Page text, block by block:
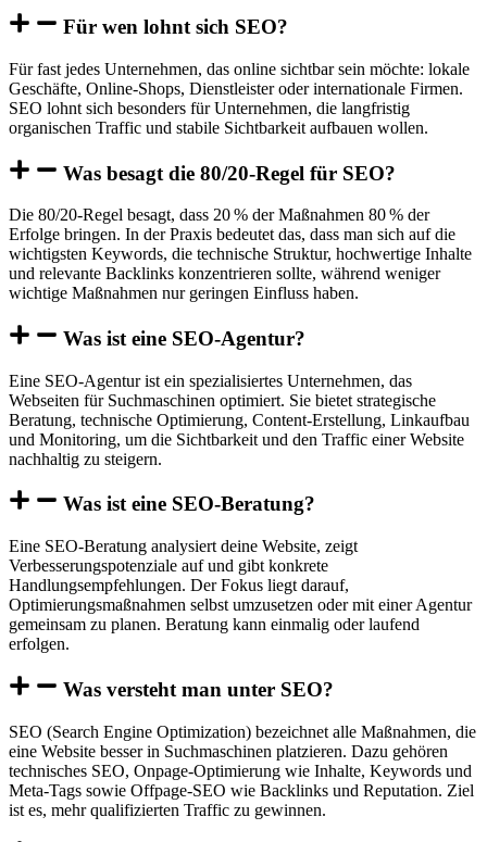
Für wen lohnt sich SEO?
Für fast jedes Unternehmen, das online sichtbar sein möchte: lokale
Geschäfte, Online-Shops, Dienstleister oder internationale Firmen.
SEO lohnt sich besonders für Unternehmen, die langfristig
organischen Traffic und stabile Sichtbarkeit aufbauen wollen.
Was besagt die 80/20-Regel für SEO?
Die 80/20-Regel besagt, dass 20 % der Maßnahmen 80 % der
Erfolge bringen. In der Praxis bedeutet das, dass man sich auf die
wichtigsten Keywords, die technische Struktur, hochwertige Inhalte
und relevante Backlinks konzentrieren sollte, während weniger
wichtige Maßnahmen nur geringen Einfluss haben.
Was ist eine SEO-Agentur?
Eine SEO-Agentur ist ein spezialisiertes Unternehmen, das
Webseiten für Suchmaschinen optimiert. Sie bietet strategische
Beratung, technische Optimierung, Content-Erstellung, Linkaufbau
und Monitoring, um die Sichtbarkeit und den Traffic einer Website
nachhaltig zu steigern.
Was ist eine SEO-Beratung?
Eine SEO-Beratung analysiert deine Website, zeigt
Verbesserungspotenziale auf und gibt konkrete
Handlungsempfehlungen. Der Fokus liegt darauf,
Optimierungsmaßnahmen selbst umzusetzen oder mit einer Agentur
gemeinsam zu planen. Beratung kann einmalig oder laufend
erfolgen.
Was versteht man unter SEO?
SEO (Search Engine Optimization) bezeichnet alle Maßnahmen, die
eine Website besser in Suchmaschinen platzieren. Dazu gehören
technisches SEO, Onpage-Optimierung wie Inhalte, Keywords und
Meta-Tags sowie Offpage-SEO wie Backlinks und Reputation. Ziel
ist es, mehr qualifizierten Traffic zu gewinnen.